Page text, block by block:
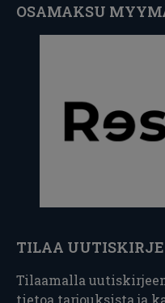
OSAMAKSU
TILAA UUTISKIRJE
Tilaamalla
tietoa tarjouksista ja